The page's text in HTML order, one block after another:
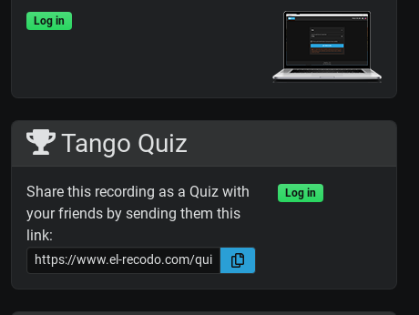
Log in
Tango Quiz
Share this recording as a Quiz with
your friends by sending them this
link:
Log in